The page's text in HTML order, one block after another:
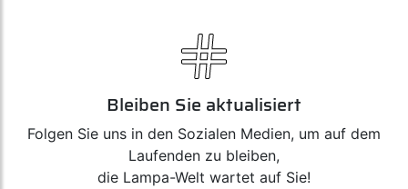
Bleiben Sie aktualisiert
Folgen Sie uns in den Sozialen Medien, um auf dem
Laufenden zu bleiben,
die Lampa-Welt wartet auf Sie!